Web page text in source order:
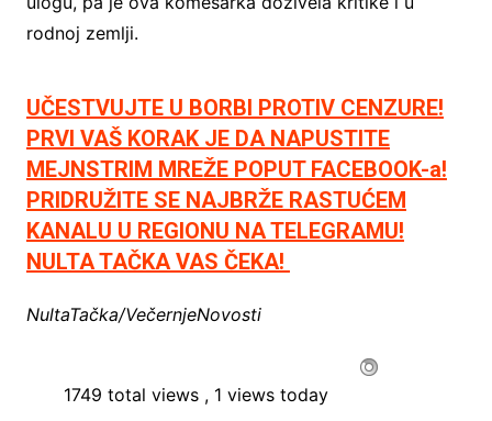
rodnoj zemlji.
UČESTVUJTE U BORBI PROTIV CENZURE!
PRVI VAŠ KORAK JE DA NAPUSTITE
MEJNSTRIM MREŽE POPUT FACEBOOK-a!
PRIDRUŽITE SE NAJBRŽE RASTUĆEM
KANALU U REGIONU NA TELEGRAMU!
NULTA TAČKA VAS ČEKA!
NultaTačka/VečernjeNovosti
1749 total views , 1 views today